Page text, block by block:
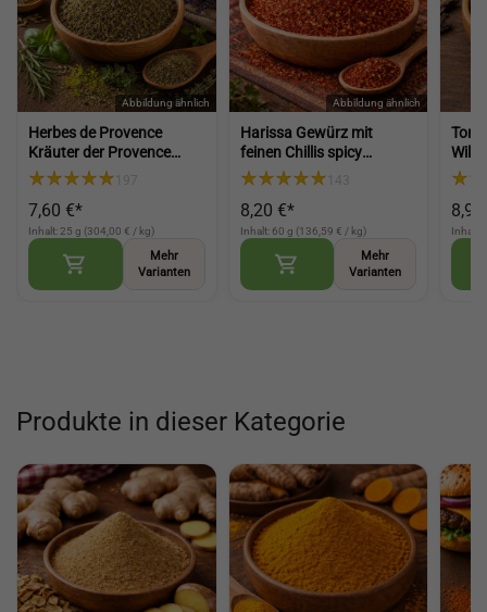
Herbes de Provence
Kräuter der Provence
Gewürz für Salat
Küche und Gerichte
(Herbs of Provence)
7,60 €*
Inhalt: 25 g (304,00 € / kg)
Mehr
Varianten
Harissa Gewürz mit
feinen Chillis spicy
Gewürz scharfes Gewürz
und Kochen (Harissa
Spice)
8,20 €*
Inhalt: 60 g (136,59 € / kg)
Mehr
Varianten
Inhalt:
Produkte in dieser Kategorie